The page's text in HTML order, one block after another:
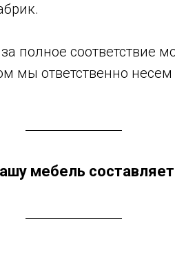
полное
мы ответственно
мебель